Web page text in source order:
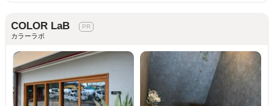
COLOR LaB
カラーラボ